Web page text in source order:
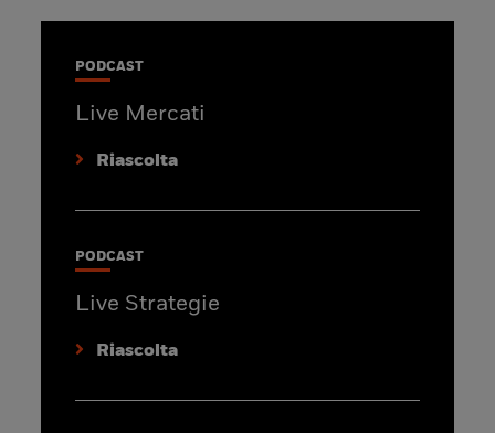
PODCAST
Live Mercati
Riascolta
PODCAST
Live Strategie
Riascolta